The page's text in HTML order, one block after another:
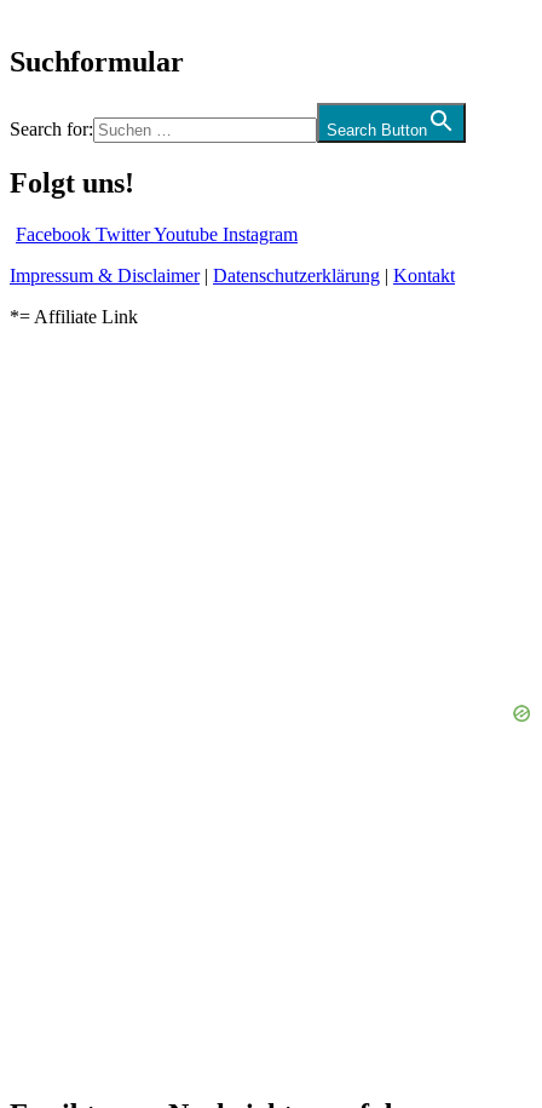
Suchformular
Search for: Search Button
Folgt uns!
Facebook TwitterYoutube Instagram
Impressum & Disclaimer| Datenschutzerklärung | Kontakt
*= Affiliate Link